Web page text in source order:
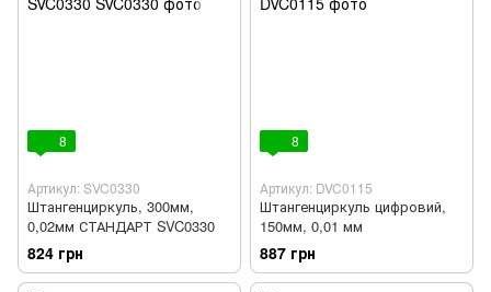
8
Артикул: SVC0330
Штангенциркуль, 300мм,
0,02мм СТАНДАРТ SVC0330
824 грн
8
Артикул: DVC0115
Штангенциркуль цифровий,
150мм, 0,01 мм
887 грн